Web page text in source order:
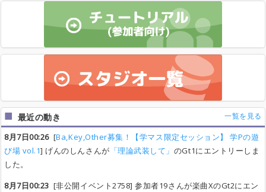
最近の動き 一覧を見る
8月7日00:26[Ba,Key,Other募集！【学マス限定セッション】 学Pの遊
び場 vol.1] げんのしんさんが 「理論武装して」 のGt1にエントリーしま
した。
8月7日00:23 [非公開イベント2758] 参加者19さんが楽曲XのGt2にエン